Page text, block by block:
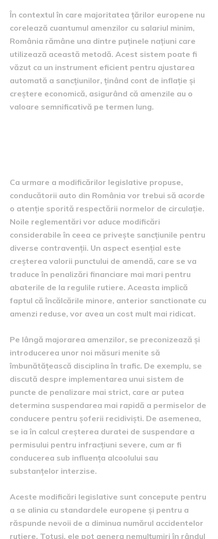
În contextul în care majoritatea țărilor europene nu
corelează cuantumul amenzilor cu salariul minim,
România rămâne una dintre puținele națiuni care
utilizează această metodă. Acest sistem poate fi
văzut ca un instrument eficient pentru ajustarea
automată a sancțiunilor, ținând cont de inflație și
creștere economică, asigurând că amenzile au o
valoare semnificativă pe termen lung.
Ca urmare a modificărilor legislative propuse,
conducătorii auto din România vor trebui să acorde
o atenție sporită respectării normelor de circulație.
Noile reglementări vor aduce modificări
considerabile în ceea ce privește sancțiunile pentru
diverse contravenții. Un aspect esențial este
creșterea valorii punctului de amendă, care se va
traduce în penalizări financiare mai mari pentru
abaterile de la regulile rutiere. Aceasta implică
faptul că încălcările minore, anterior sanctionate cu
amenzi reduse, vor avea un cost mult mai ridicat.
Pe lângă majorarea amenzilor, se preconizează și
introducerea unor noi măsuri menite să
îmbunătățească disciplina în trafic. De exemplu, se
discută despre implementarea unui sistem de
puncte de penalizare mai strict, care ar putea
determina suspendarea mai rapidă a permiselor de
conducere pentru șoferii recidiviști. De asemenea,
se ia în calcul creșterea duratei de suspendare a
permisului pentru infracțiuni severe, cum ar fi
conducerea sub influența alcoolului sau
substanțelor interzise.
Aceste modificări legislative sunt concepute pentru
a se alinia cu standardele europene și pentru a
răspunde nevoii de a diminua numărul accidentelor
rutiere. Totuși, ele pot genera nemulțumiri în rândul